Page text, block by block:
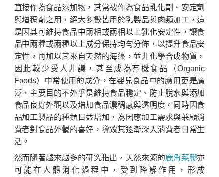
直接作為食品添加物，其常被作為食品乳化劑、安定劑
與增稠劑之用，絕大多數皆用於乳製品與肉類加工，這
是因其可維持食品中兩相或兩相以上乳化安定性，讓食
品中兩種或兩種以上成分保持均勻分佈，以提升食品安
定性。再加以其來自天然的海藻，並非化學合成物質，
因此較少受人非議，甚至成為有機食品（Organic
Foods）中常使用的成分，在嬰兒食品中的應用更是廣
泛，主要目的不外乎是維持食品穩定、防止脫水與添加
食品良好外觀以及增加食品濃稠感與透明度。同時因食
品加工製品的種類日益增加，為因應加工需求與兼顧消
費者對食品外觀的喜好，導致其逐漸深入消費者日常生
活。
然而隨著越來越多的研究指出，天然來源的鹿角菜膠亦
可能在人體消化過程中，受到降解作用，形成